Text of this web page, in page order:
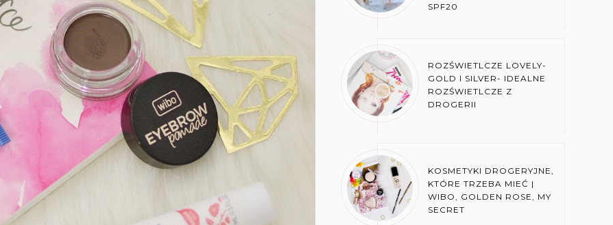
SPF20
ROZŚWIETLCZE LOVELY-
GOLD I SILVER- IDEALNE
ROZŚWIETLCZE Z
DROGERII
KOSMETYKI DROGERYJNE,
KTÓRE TRZEBA MIEĆ |
WIBO, GOLDEN ROSE, MY
SECRET